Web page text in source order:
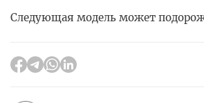
Следующая модель может